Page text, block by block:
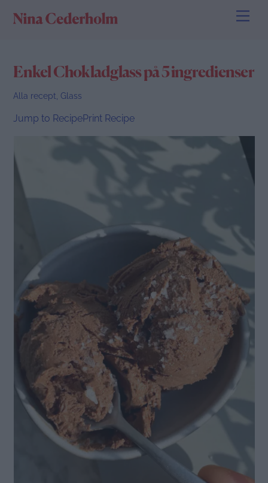
Enkel Chokladglass på 5 ingredienser
Alla recept Glass
Jump to RecipePrint Recipe